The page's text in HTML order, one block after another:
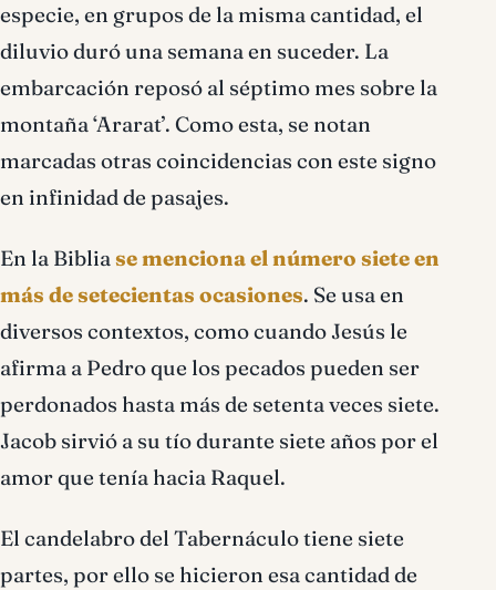
especie, en grupos de la misma cantidad, el
diluvio duró una semana en suceder. La
embarcación reposó al séptimo mes sobre la
montaña ‘Ararat’. Como esta, se notan
marcadas otras coincidencias con este signo
en infinidad de pasajes.
En la Bibliase menciona el número siete en
más de setecientas ocasiones. Se usa en
diversos contextos, como cuando Jesús le
afirma a Pedro que los pecados pueden ser
perdonados hasta más de setenta veces siete.
Jacob sirvió a su tío durante siete años por el
amor que tenía hacia Raquel.
El candelabro del Tabernáculo tiene siete
partes, por ello se hicieron esa cantidad de